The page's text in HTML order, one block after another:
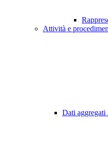
Attività e
Dati aggregati